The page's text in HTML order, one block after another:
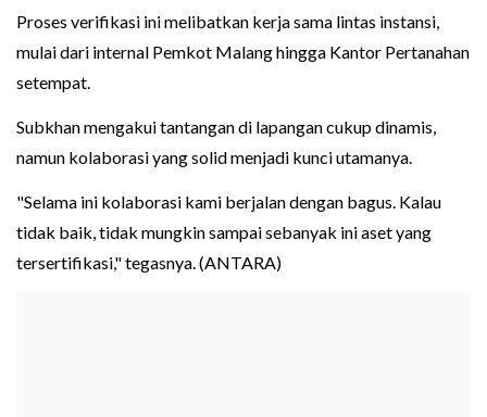
Proses verifikasi ini melibatkan kerja sama lintas instansi,
mulai dari internal Pemkot Malang hingga Kantor Pertanahan
setempat.
Subkhan mengakui tantangan di lapangan cukup dinamis,
namun kolaborasi yang solid menjadi kunci utamanya.
"Selama ini kolaborasi kami berjalan dengan bagus. Kalau
tidak baik, tidak mungkin sampai sebanyak ini aset yang
tersertifikasi," tegasnya. (ANTARA)